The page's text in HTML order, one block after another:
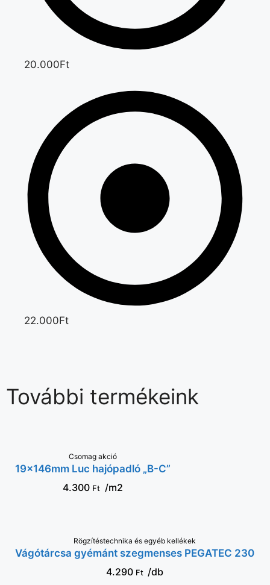
20.000Ft
22.000Ft
További termékeink
KOSÁRBA
Csomag akció
19x146mm Luc hajópadló „B-C”
4.300 Ft /m2
KOSÁRBA
Rögzítéstechnika és egyéb kellékek
Vágótárcsa gyémánt szegmenses PEGATEC 230
4.290 Ft /db